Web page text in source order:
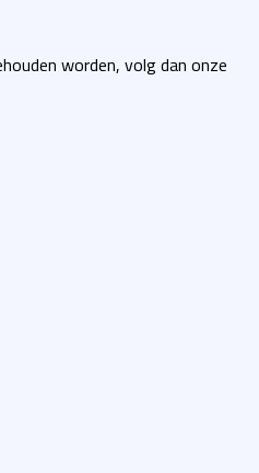
worden, volg dan onze